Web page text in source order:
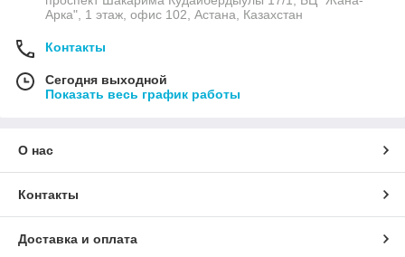
Арка", 1 этаж, офис 102, Астана, Казахстан
Контакты
Сегодня выходной
Показать весь график работы
О нас
Контакты
Доставка и оплата